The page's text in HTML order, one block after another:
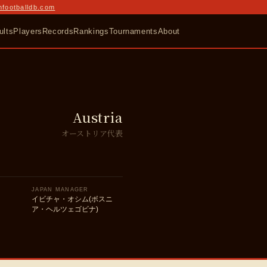
Players RecordsRankingsTournamentsAbout
Austria
オーストリア代表
JAPAN MANAGER
イビチャ・オシム(ボスニ
ア・ヘルツェゴビナ)